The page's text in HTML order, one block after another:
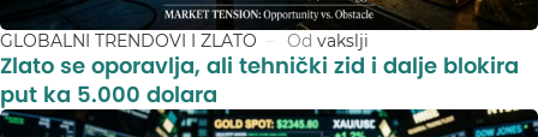
GLOBALNI TRENDOVI I ZLATO Od vakslji
Zlato se oporavlja, ali tehnički zid i dalje blokira
put ka 5.000 dolara